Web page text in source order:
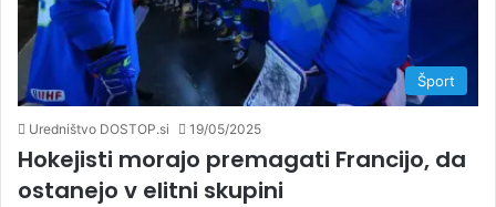
Šport
Uredništvo DOSTOP.si 19/05/2025
Hokejisti morajo premagati Francijo, da
ostanejo v elitni skupini